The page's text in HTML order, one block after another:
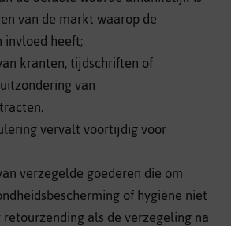
van de markt waarop de
invloed heeft;
kranten, tijdschriften of
van
vervalt voortijdig voor
verzegelde goederen die om
of hygiëne niet
als de verzegeling na